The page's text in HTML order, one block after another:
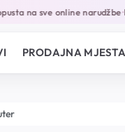
na sve online narudžbe•
PRODAJNA MJESTA